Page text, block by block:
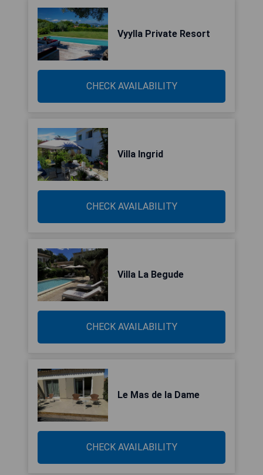
Vyylla Private Resort
CHECK AVAILABILITY
Villa Ingrid
CHECK AVAILABILITY
Villa La Begude
CHECK AVAILABILITY
Le Mas de la Dame
CHECK AVAILABILITY